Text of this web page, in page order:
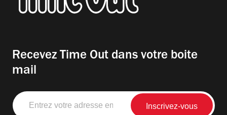
Recevez Time Out dans votre boite
mail
Entrez
votre